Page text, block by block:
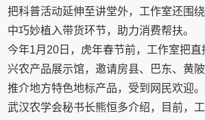
把科普活动延伸至讲堂外，工作室还围
中巧妙植入带货环节，助力消费帮扶。
今年1月20日，虎年春节前，工作室把
兴农产品展示馆，邀请房县、巴东、黄陂
推介地方特色地标产品，受到网民欢迎。
武汉农学会秘书长熊恒多介绍，目前，